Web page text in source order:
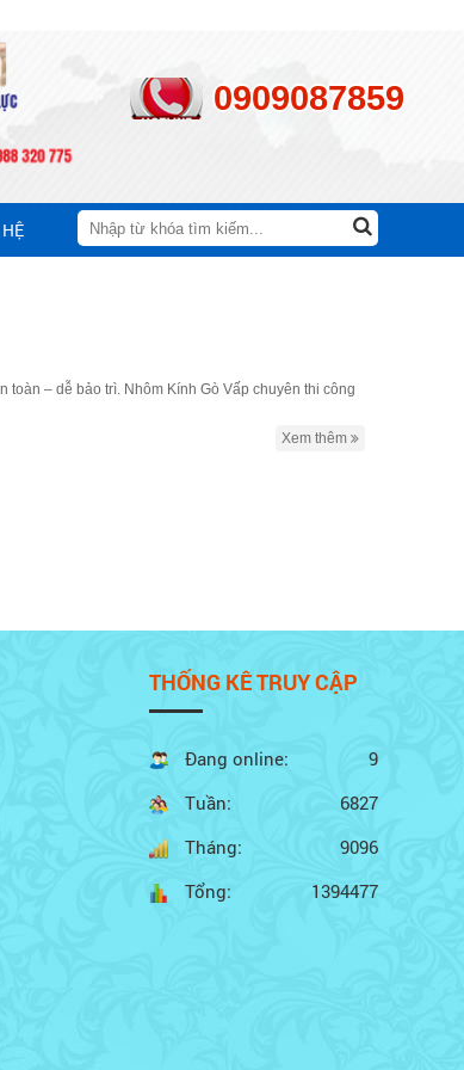
0909087859
toàn – dễ bảo trì. Nhôm Kính Gò Vấp chuyên thi công
Xem thêm
THỐNG KÊ TRUY CẬP
Đang online:
9
Tuần:
6827
Tháng:
9096
Tổng:
1394477